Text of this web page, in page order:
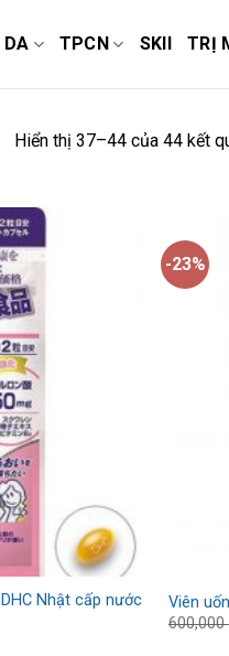
DA TPCN SKII TRỊ
Hiển thị 37–44 của 44 kết
Nhật cấp nước
-23%
Viên
600,000